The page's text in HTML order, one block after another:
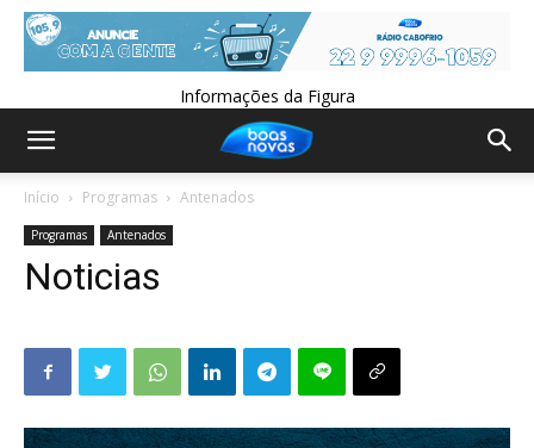
Informações da Figura
Início Programas Antenados
Programas Antenados
Noticias